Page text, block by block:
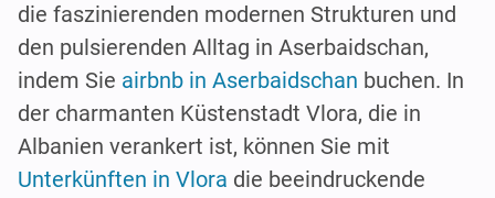
die faszinierenden modernen Strukturen und
den pulsierenden Alltag in Aserbaidschan,
indem Sie airbnb in Aserbaidschan buchen. In
der charmanten Küstenstadt Vlora, die in
Albanien verankert ist, können Sie mit
Unterkünften in Vlora die beeindruckende